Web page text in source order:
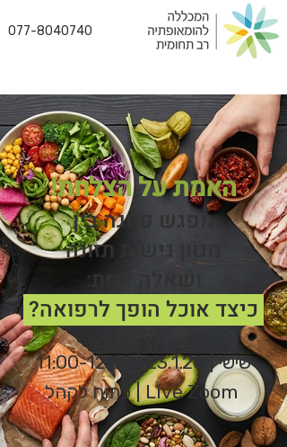
077-8040740
!האמת על הצלחת
מפגש פסגה בין
מגוון גישות תזונה
:ושאלה אחת
שישי | 23.1.26 | 11:00-12:30